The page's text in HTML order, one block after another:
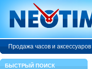
Продажа часов и аксессуаров
БЫСТРЫЙ ПОИСК